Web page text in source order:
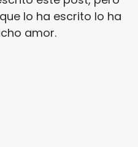
lo ha escrito lo ha
amor.